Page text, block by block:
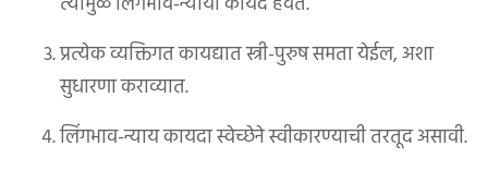
प्रत्येक व्यक्तिगत कायद्यात स्त्री-पुरुष समता येईल, अशा
सुधारणा कराव्यात.
लिंगभाव-न्याय कायदा स्वेच्छेने स्वीकारण्याची तरतूद असावी.